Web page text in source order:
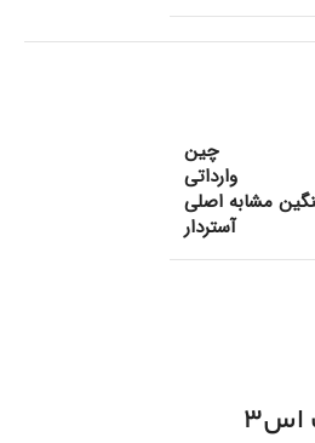
چین
وارداتی
مشابه اصلی
آستردار